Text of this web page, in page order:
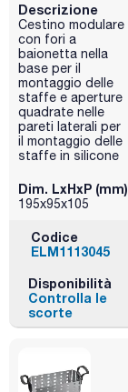
Descrizione
Cestino modulare
con fori a
baionetta nella
base per il
montaggio delle
staffe e aperture
quadrate nelle
pareti laterali per
il montaggio delle
staffe in silicone
Dim. LxHxP (mm)
195x95x105
Codice
ELM1113045
Disponibilità
Controlla le
scorte